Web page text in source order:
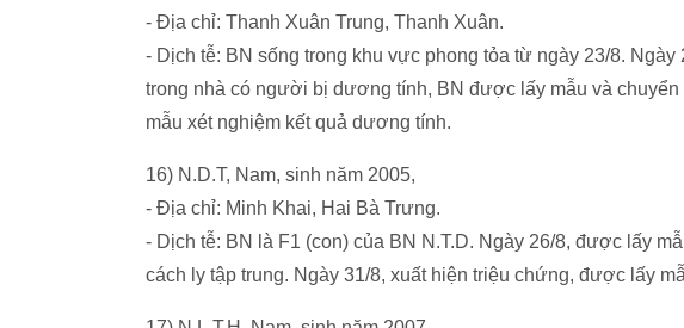
- Địa chỉ: Thanh Xuân Trung, Thanh Xuân.
- Dịch tễ: BN sống trong khu vực phong tỏa từ ngày 23/8.
trong nhà có người bị dương tính, BN được lấy mẫu và
mẫu xét nghiệm kết quả dương tính.
16) N.D.T, Nam, sinh năm 2005,
- Địa chỉ: Minh Khai, Hai Bà Trưng.
- Dịch tễ: BN là F1 (con) của BN N.T.D. Ngày 26/8, được lấy
cách ly tập trung. Ngày 31/8, xuất hiện triệu chứng, được lấy